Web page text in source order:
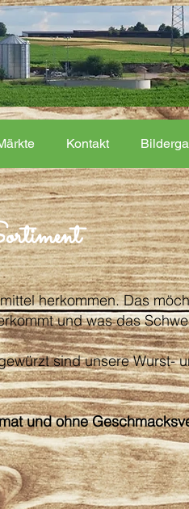
Kontakt
herkommen. Das
und was das
sind unsere Wurst-
und ohne